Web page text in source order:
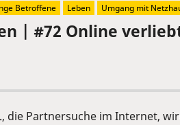
| #72 Online
die Partnersuche im Internet,
Betroffene Leben Umgang mit